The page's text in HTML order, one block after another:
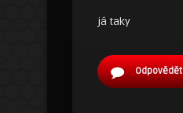
já taky
Odpovědět